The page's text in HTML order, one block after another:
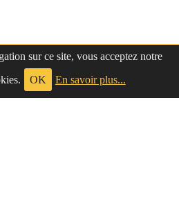
sur ce site, vous acceptez notre
OK En savoir plus...